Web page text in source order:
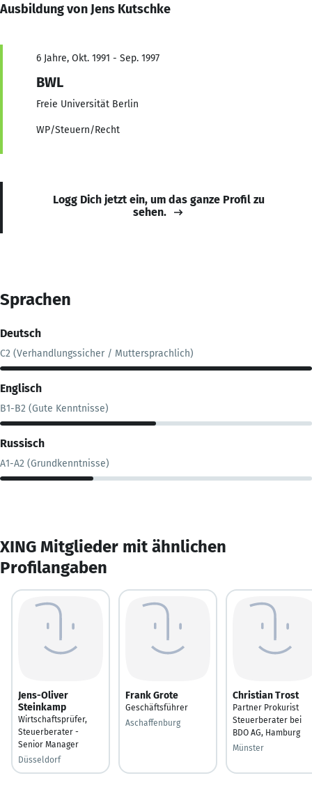
Ausbildung von Jens Kutschke
6 Jahre, Okt. 1991 - Sep. 1997
BWL
Freie Universität Berlin
WP/Steuern/Recht
Logg Dich jetzt ein, um das ganze Profil zu
sehen.
Sprachen
Deutsch
C2 (Verhandlungssicher / Muttersprachlich)
Englisch
B1-B2 (Gute Kenntnisse)
Russisch
A1-A2 (Grundkenntnisse)
XING Mitglieder mit ähnlichen
Profilangaben
Jens-Oliver
Steinkamp
Wirtschaftsprüfer,
Steuerberater -
Senior Manager
Düsseldorf
Frank Grote
Geschäftsführer
Aschaffenburg
Christian Trost
Partner Prokurist
Steuerberater bei
BDO AG, Hamburg
Münster